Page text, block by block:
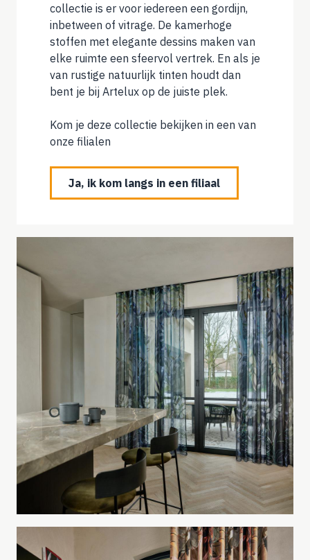
collectie is er voor iedereen een gordijn,
inbetween of vitrage. De kamerhoge
stoffen met elegante dessins maken van
elke ruimte een sfeervol vertrek. En als je
van rustige natuurlijk tinten houdt dan
bent je bij Artelux op de juiste plek.
Kom je deze collectie bekijken in een van
onze filialen
Ja, ik kom langs in een filiaal